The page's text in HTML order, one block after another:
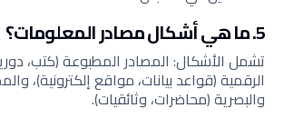
5. ما هي أشكال مصادر المعلومات؟
تشمل الأشكال: المصادر المطبوعة (كتب،
الرقمية (قواعد بيانات، مواقع إلكترونية)،
والبصرية (محاضرات، وثائقيات).